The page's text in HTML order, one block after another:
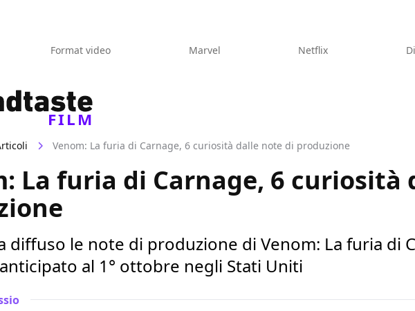
Format video Marvel Netflix
FILM
Venom: La furia di Carnage, 6 curiosità dalle note di produzione
La furia di Carnage, 6 curiosità
diffuso le note di produzione di Venom: La furia di
al 1° ottobre negli Stati Uniti